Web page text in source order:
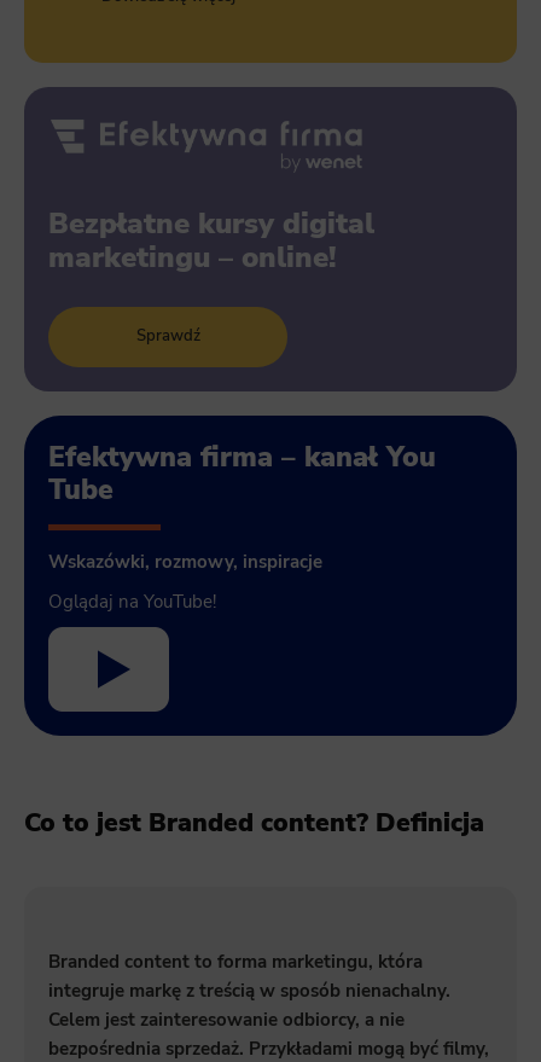
Bezpłatne kursy digital
marketingu – online!
Sprawdź
Efektywna firma – kanał You
Tube
Wskazówki, rozmowy, inspiracje
Oglądaj na YouTube!
Co to jest Branded content? Definicja
Branded content to forma marketingu, która
integruje markę z treścią w sposób nienachalny.
Celem jest zainteresowanie odbiorcy, a nie
bezpośrednia sprzedaż. Przykładami mogą być filmy,